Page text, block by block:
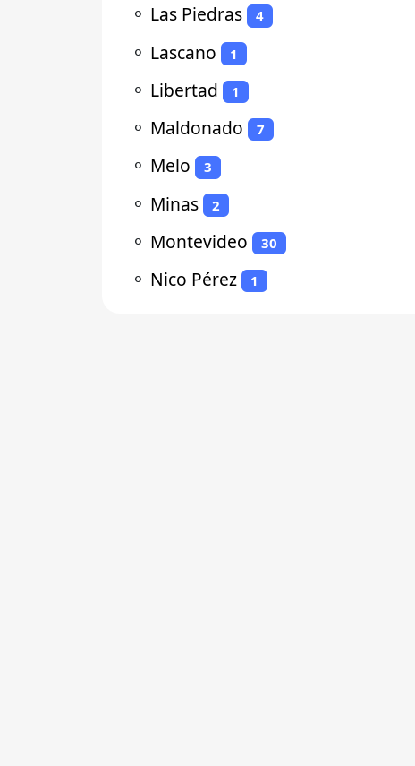
⚬ Las Piedras 4
⚬ Lascano 1
⚬ Libertad 1
⚬ Maldonado 7
⚬ Melo 3
⚬ Minas 2
⚬ Montevideo 30
⚬ Nico Pérez 1